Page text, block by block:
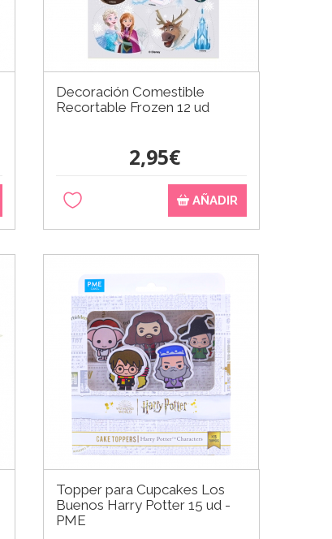
Decoración Comestible
Recortable Frozen 12 ud
2,95€
AÑADIR
Topper para Cupcakes Los
Buenos Harry Potter 15 ud -
PME